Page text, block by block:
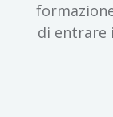
di entrare